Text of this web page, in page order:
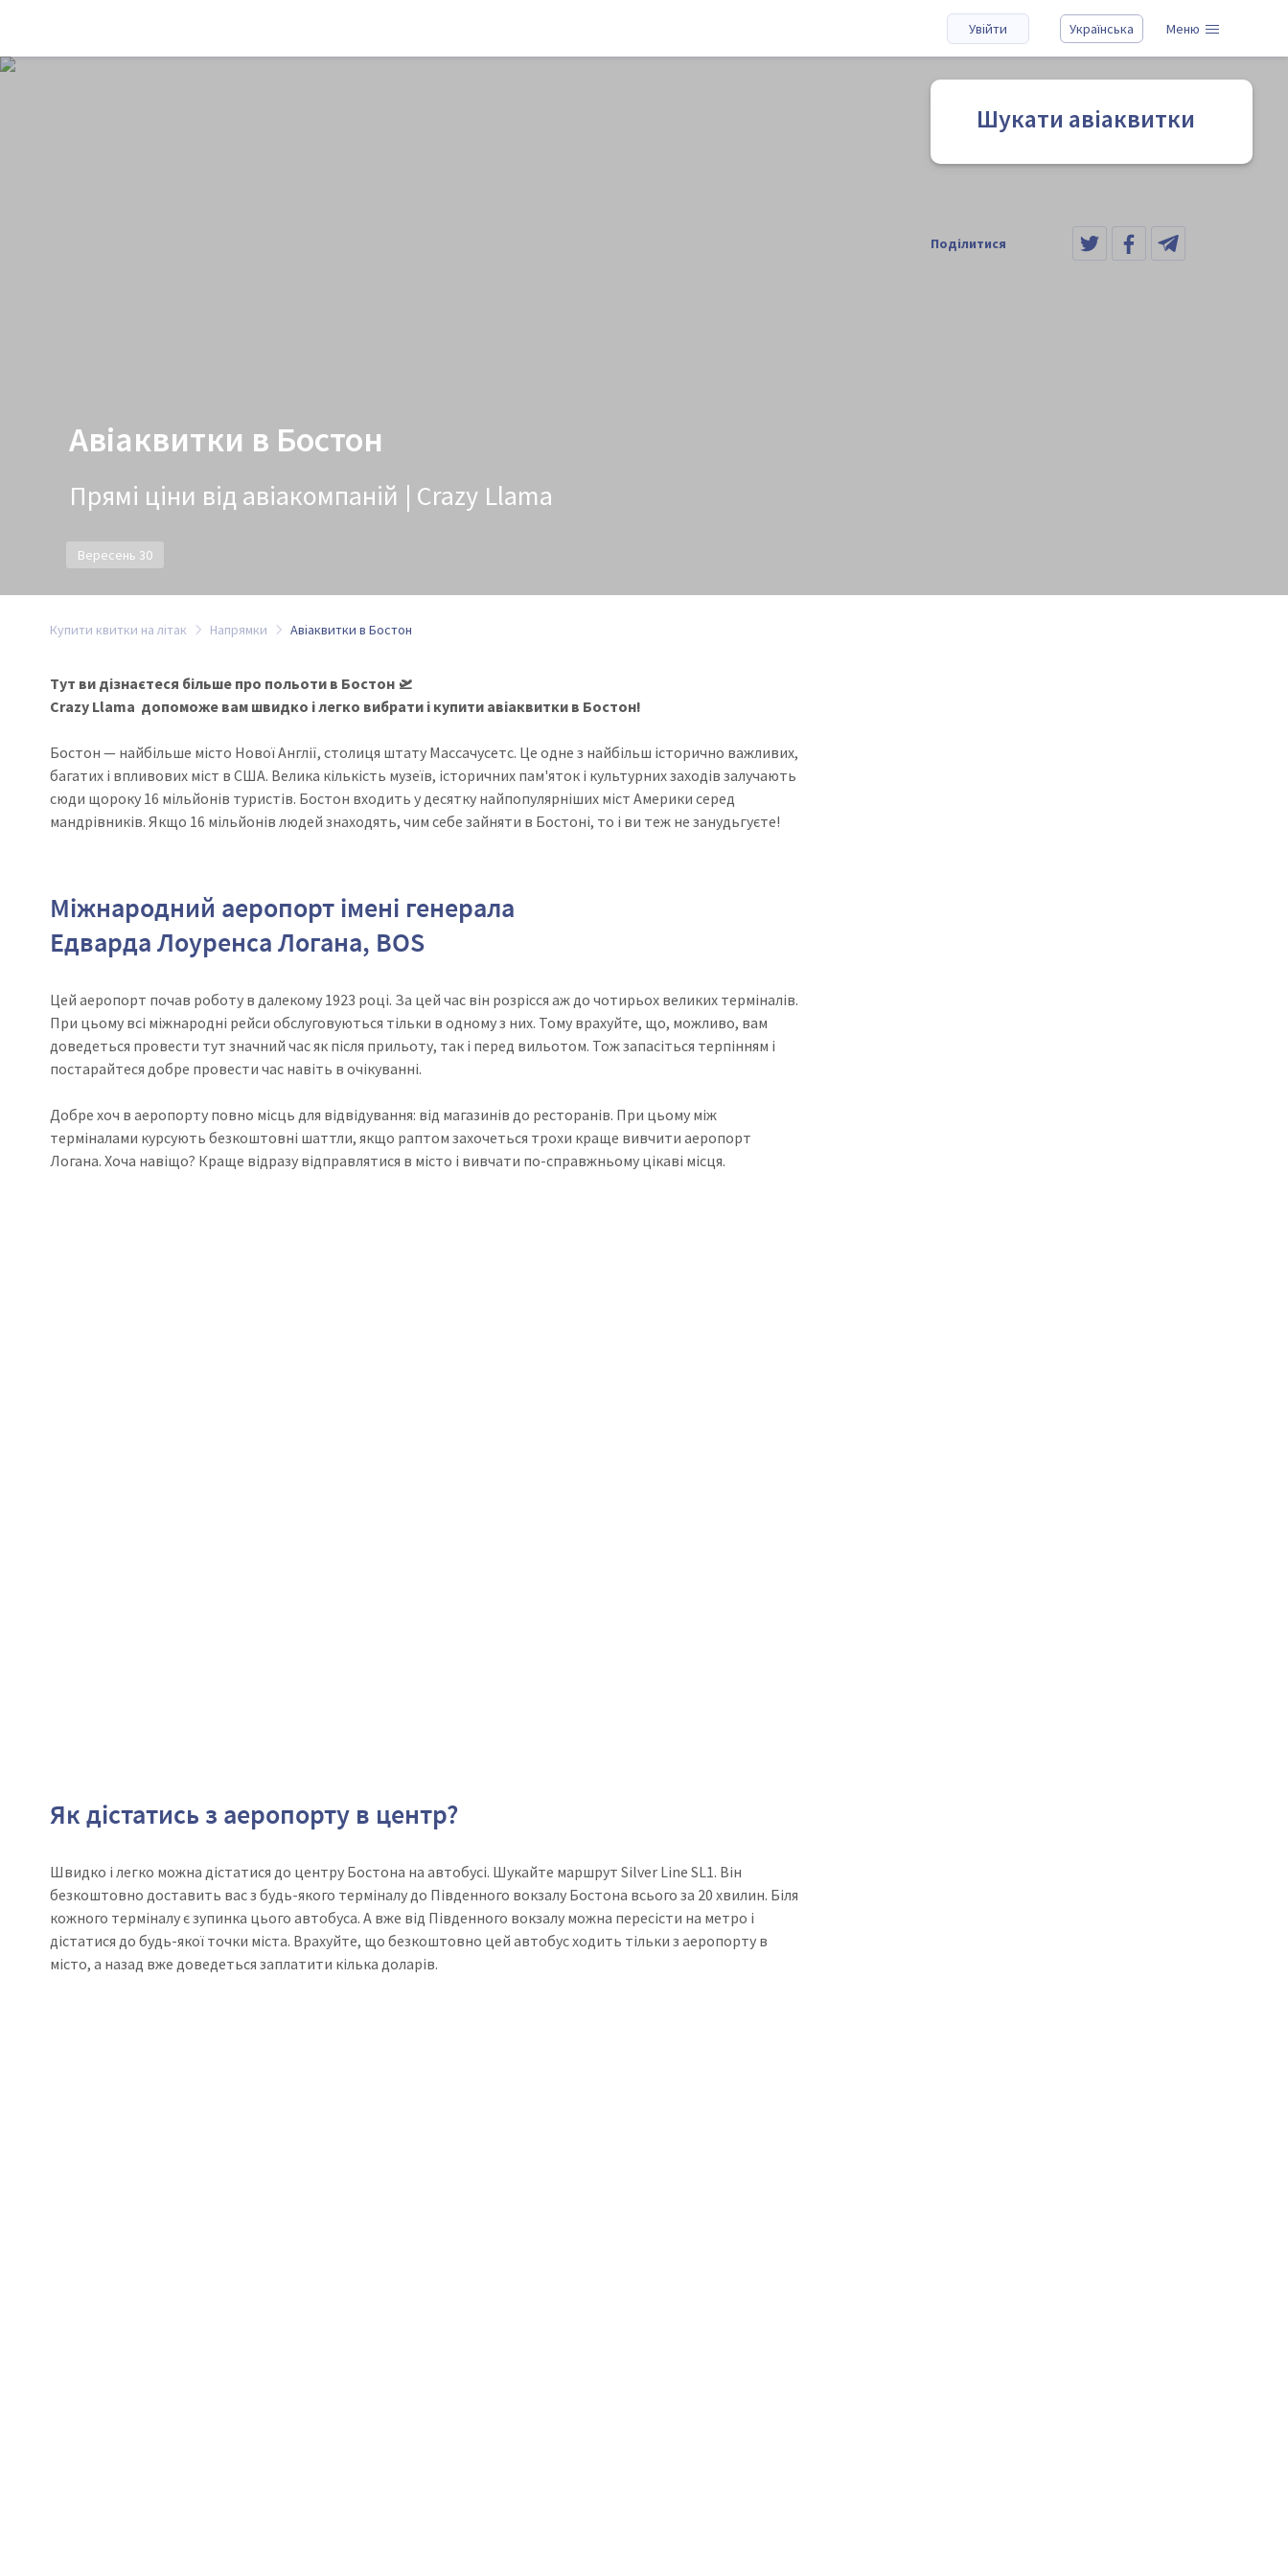
Увійти Українська Меню
Авіаквитки в Бостон
Прямі ціни від авіакомпаній | Crazy Llama
Вересень 30
Шукати авіаквитки
Поділитися
Купити квитки на літак Напрямки Авіаквитки в Бостон
Тут ви дізнаєтеся більше про польоти в Бостон 🛫
Crazy Llama допоможе вам швидко і легко вибрати і купити авіаквитки в Бостон!
Бостон — найбільше місто Нової Англії, столиця штату Массачусетс. Це одне з найбільш історично важливих,
багатих і впливових міст в США. Велика кількість музеїв, історичних пам'яток і культурних заходів залучають
сюди щороку 16 мільйонів туристів. Бостон входить у десятку найпопулярніших міст Америки серед
мандрівників. Якщо 16 мільйонів людей знаходять, чим себе зайняти в Бостоні, то і ви теж не занудьгуєте!
Міжнародний аеропорт імені генерала
Едварда Лоуренса Логана, BOS
Цей аеропорт почав роботу в далекому 1923 році. За цей час він розрісся аж до чотирьох великих терміналів.
При цьому всі міжнародні рейси обслуговуються тільки в одному з них. Тому врахуйте, що, можливо, вам
доведеться провести тут значний час як після прильоту, так і перед вильотом. Тож запасіться терпінням і
постарайтеся добре провести час навіть в очікуванні.
Добре хоч в аеропорту повно місць для відвідування: від магазинів до ресторанів. При цьому між
терміналами курсують безкоштовні шаттли, якщо раптом захочеться трохи краще вивчити аеропорт
Логана. Хоча навіщо? Краще відразу відправлятися в місто і вивчати по-справжньому цікаві місця.
Як дістатись з аеропорту в центр?
Швидко і легко можна дістатися до центру Бостона на автобусі. Шукайте маршрут Silver Line SL1. Він
безкоштовно доставить вас з будь-якого терміналу до Південного вокзалу Бостона всього за 20 хвилин. Біля
кожного терміналу є зупинка цього автобуса. А вже від Південного вокзалу можна пересісти на метро і
дістатися до будь-якої точки міста. Врахуйте, що безкоштовно цей автобус ходить тільки з аеропорту в
місто, а назад вже доведеться заплатити кілька доларів.